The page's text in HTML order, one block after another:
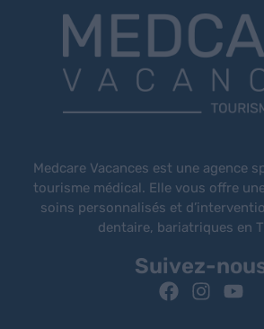
Medcare Vacances est une agence
tourisme médical. Elle vous offre
soins personnalisés et
dentaire, bariatriques en
Suivez-